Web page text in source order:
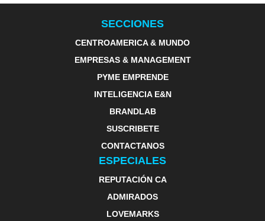
SECCIONES
CENTROAMERICA & MUNDO
EMPRESAS & MANAGEMENT
PYME EMPRENDE
INTELIGENCIA E&N
BRANDLAB
SUSCRIBETE
CONTACTANOS
ESPECIALES
REPUTACIÓN CA
ADMIRADOS
LOVEMARKS